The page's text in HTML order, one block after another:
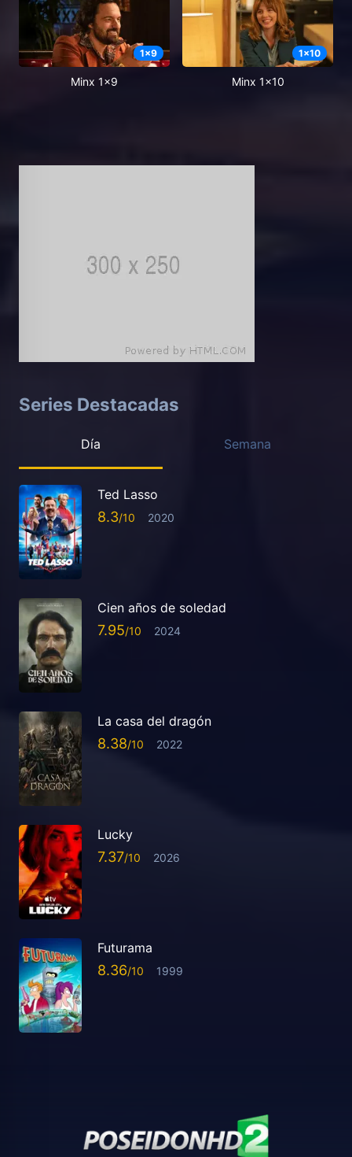
1x9
Minx 1x9
1x10
Minx 1x10
Series Destacadas
Día Semana
Ted Lasso
8.3 2020
Cien años de soledad
7.95 2024
La casa del dragón
8.38 2022
Lucky
7.37 2026
Futurama
8.36 1999